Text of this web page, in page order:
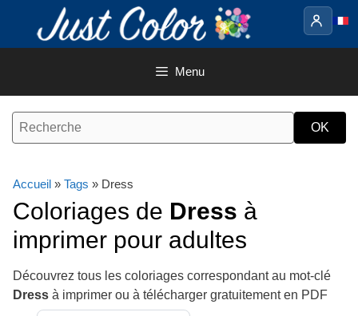
contenu
Menu
Accueil » Tags » Dress
Coloriages de Dress à
imprimer pour adultes
Découvrez tous les coloriages correspondant au mot-clé
Dress à imprimer ou à télécharger gratuitement en PDF